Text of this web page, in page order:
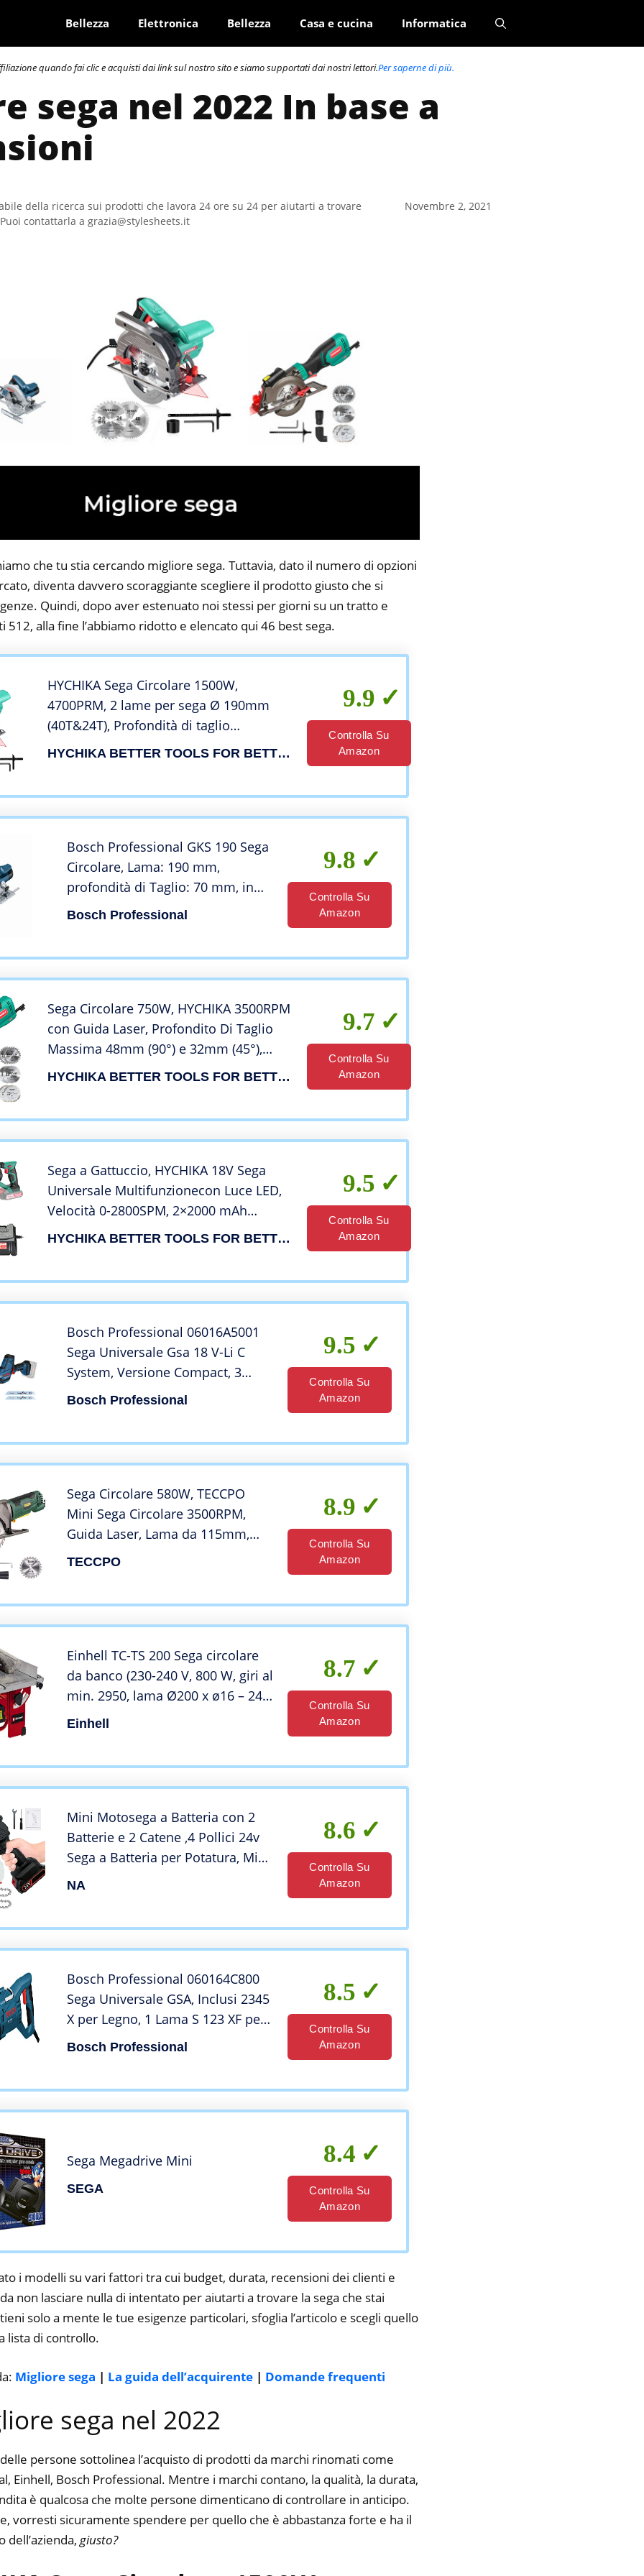
Bellezza Elettronica Bellezza Casa e cucina Informatica
quando fai clic e acquisti dai link sul nostro sito e siamo supportati dai nostri lettori.Per saperne di più.
sega nel 2022 In base a
della ricerca sui prodotti che lavora 24 ore su 24 per aiutarti a trovare
contattarla a grazia@stylesheets.it
Novembre 2, 2021
che tu stia cercando migliore sega. Tuttavia, dato il numero di opzioni
diventa davvero scoraggiante scegliere il prodotto giusto che si
Quindi, dopo aver estenuato noi stessi per giorni su un tratto e
alla fine l’abbiamo ridotto e elencato qui 46 best sega.
HYCHIKA Sega Circolare 1500W,
4700PRM, 2 lame per sega Ø 190mm
(40T&24T), Profondità di taglio
massima:65mm(90°), 45mm(45°),
HYCHIKA BETTER TOOLS FOR BETTER LIFE
9.9
Controlla Su
Amazon
Bosch Professional GKS 190 Sega
Circolare, Lama: 190 mm,
profondità di Taglio: 70 mm, in
Scatola di Cartone, 1400 W, Blu
Bosch Professional
9.8
Controlla Su
Amazon
Sega Circolare 750W, HYCHIKA 3500RPM
con Guida Laser, Profondito Di Taglio
Massima 48mm (90°) e 32mm (45°),
Motore in Filo Di Rame Puro, Mini SegaHYCHIKA BETTER TOOLS FOR BETTER LIFE
9.7
Controlla Su
Amazon
Sega a Gattuccio, HYCHIKA 18V Sega
Universale Multifunzionecon Luce LED,
Velocità 0-2800SPM, 2×2000 mAh
Batterie, Ricarica rapida da 1 ora, idealeHYCHIKA BETTER TOOLS FOR BETTER LIFE
9.5
Controlla Su
Amazon
Bosch Professional 06016A5001
Sega Universale Gsa 18 V-Li C
System, Versione Compact, 3
Lame, Batteria e Caricabatteria
Bosch Professional
9.5
Controlla Su
Amazon
Sega Circolare 580W, TECCPO
Mini Sega Circolare 3500RPM,
Guida Laser, Lama da 115mm,
Motore in Rame, Angolo
TECCPO
8.9
Controlla Su
Amazon
Einhell TC-TS 200 Sega circolare
da banco (230-240 V, 800 W, giri al
min. 2950, lama Ø200 x ø16 – 24
denti, taglio max 45 mm, piano
Einhell
8.7
Controlla Su
Amazon
Mini Motosega a Batteria con 2
Batterie e 2 Catene ,4 Pollici 24v
Sega a Batteria per Potatura, Mini
Sega Elettrica，Mini Sega a
NA
8.6
Controlla Su
Amazon
Bosch Professional 060164C800
Sega Universale GSA, Inclusi 2345
X per Legno, 1 Lama S 123 XF per
Metallo, in Valigetta, 1100 W
Bosch Professional
8.5
Controlla Su
Amazon
Sega Megadrive Mini
SEGA
8.4
Controlla Su
Amazon
i modelli su vari fattori tra cui budget, durata, recensioni dei clienti e
non lasciare nulla di intentato per aiutarti a trovare la sega che stai
solo a mente le tue esigenze particolari, sfoglia l’articolo e scegli quello
lista di controllo.
Migliore sega | La guida dell’acquirente | Domande frequenti
sega nel 2022
persone sottolinea l’acquisto di prodotti da marchi rinomati come
Einhell, Bosch Professional. Mentre i marchi contano, la qualità, la durata,
è qualcosa che molte persone dimenticano di controllare in anticipo.
vorresti sicuramente spendere per quello che è abbastanza forte e ha il
giusto?